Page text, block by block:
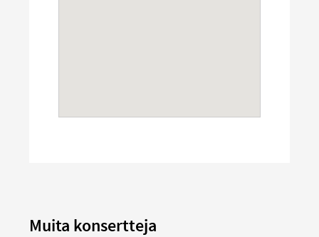
Muita konsertteja